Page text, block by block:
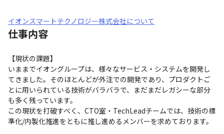
イオンスマートテクノロジー株式会社について
仕事内容
【現状の課題】
いままでイオングループは、様々なサービス・システムを開発し
てきました。そのほとんどが外注での開発であり、プロダクトご
とに用いられている技術がバラバラで、まだまだレガシーな部分
も多く残っています。
この現状を打破すべく、CTO室・TechLeadチームでは、技術の標
準化/内製化推進をともに推し進めるメンバーを求めております。